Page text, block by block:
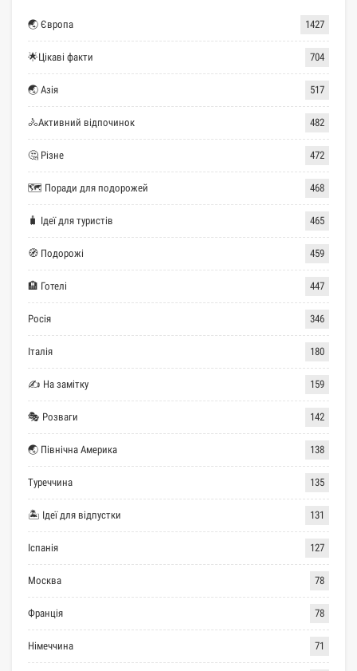
🌏 Європа 1427
🌟Цікаві факти 704
🌏 Азія 517
🚴Активний відпочинок 482
🤔 Різне 472
🗺 Поради для подорожей 468
🧳 Ідеї для туристів 465
🧭 Подорожі 459
🏨 Готелі 447
Росія 346
Італія 180
✍ На замітку 159
🎭 Розваги 142
🌏 Північна Америка 138
Туреччина 135
🏝 Ідеї для відпустки 131
Іспанія 127
Москва 78
Франція 78
Німеччина 71